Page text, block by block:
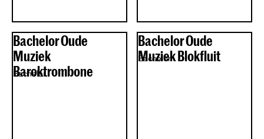
Bachelor Oude
Muziek
Baroktrombone
Bachelor
Bachelor Oude
Muziek Blokfluit
Bachelor